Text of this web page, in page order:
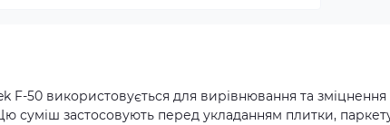
F-50 використовується для вирівнювання та
суміш застосовують перед укладанням плитки,